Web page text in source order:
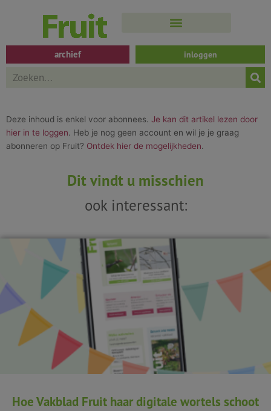
inhoud
archief inloggen
Search
Deze inhoud is enkel voor abonnees. Je kan dit artikel lezen door
hier in te loggen. Heb je nog geen account en wil je je graag
abonneren op Fruit? Ontdek hier de mogelijkheden.
Dit vindt u misschien
ook interessant:
Hoe Vakblad Fruit haar digitale wortels schoot